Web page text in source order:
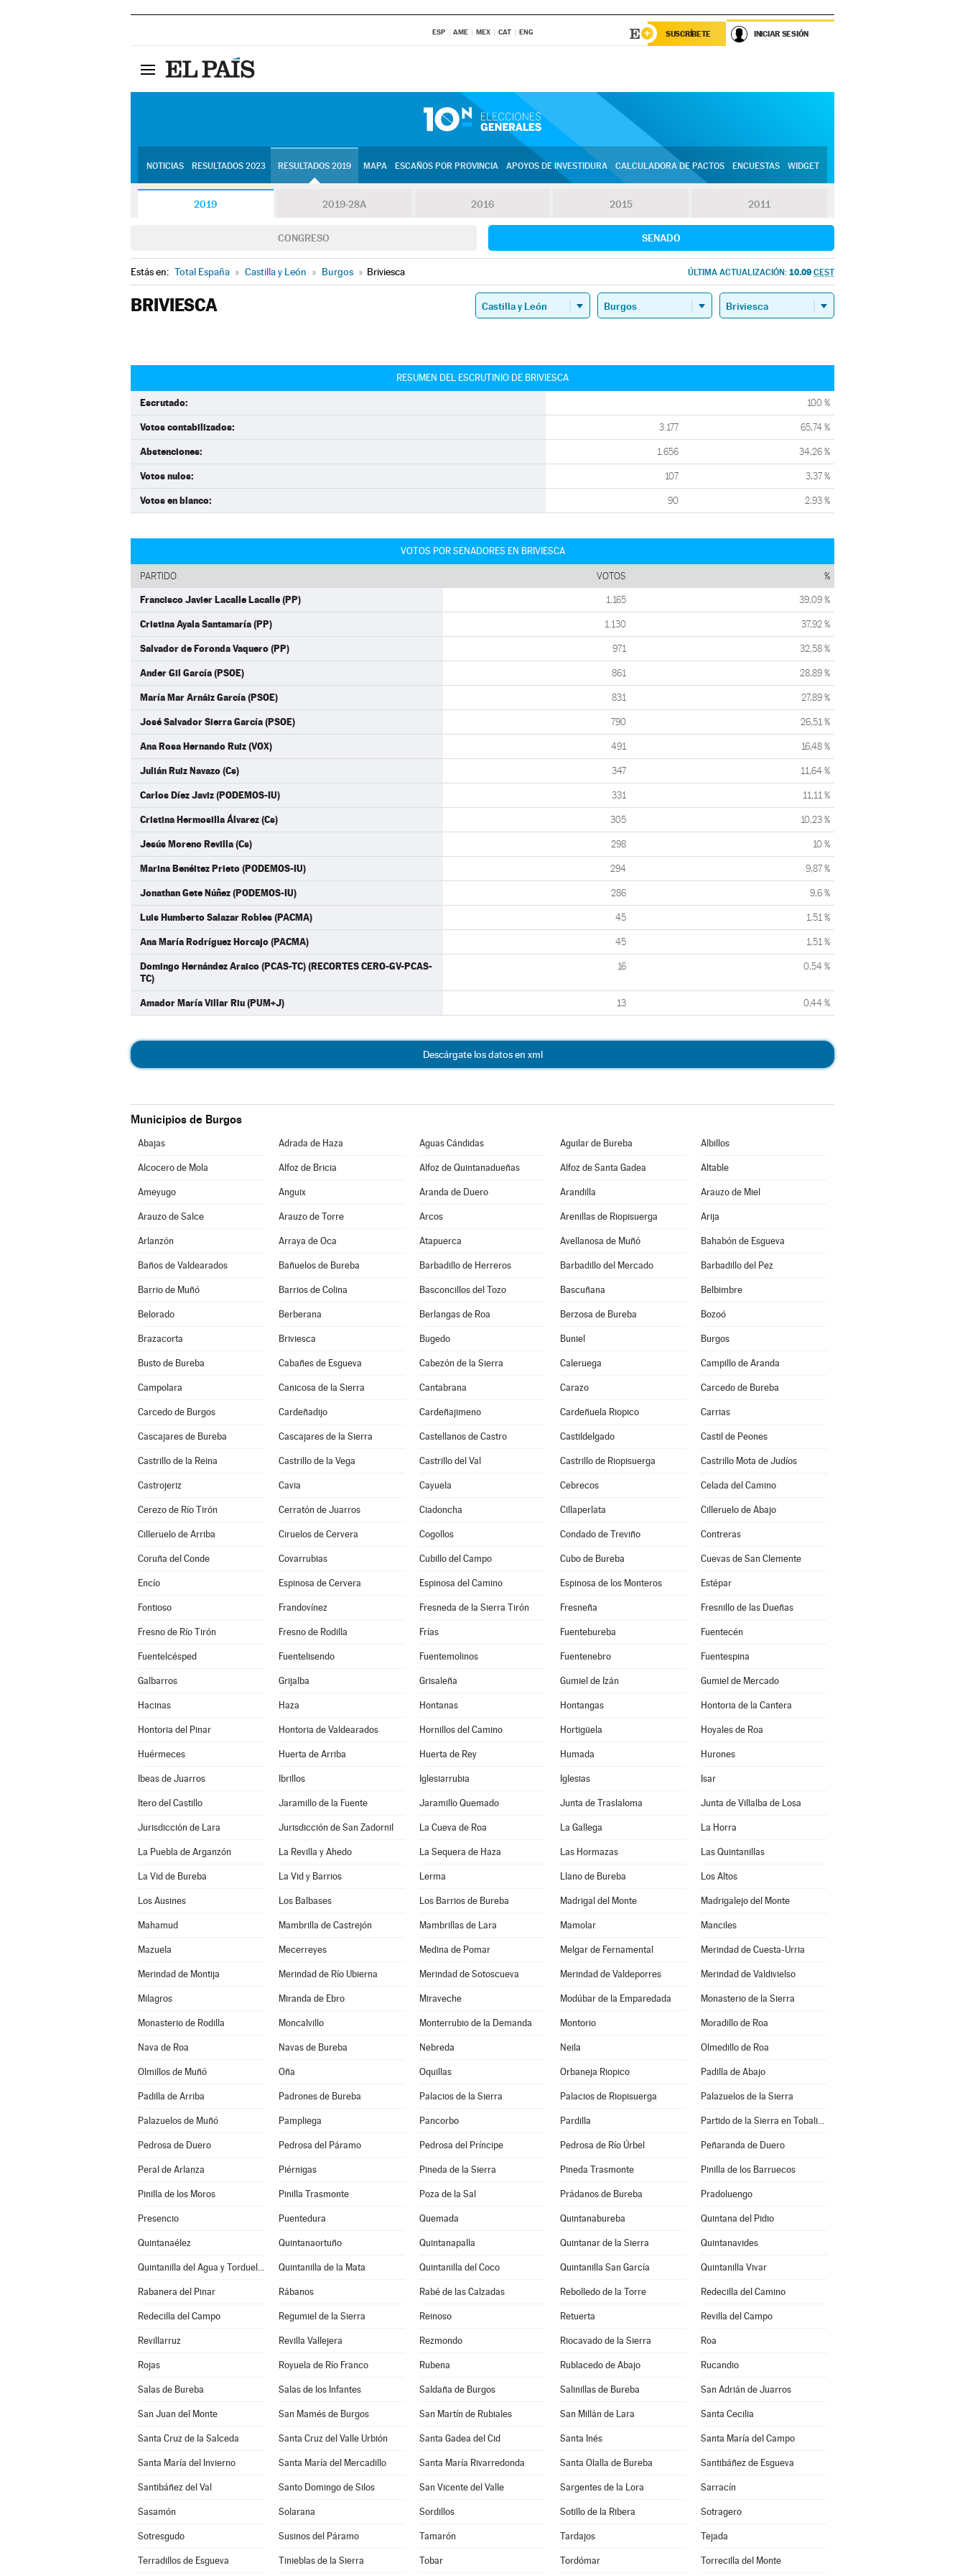
ESP AME MEX CAT ENG SUSCRÍBETE INICIAR SESIÓN
NOTICIAS RESULTADOS 2023 RESULTADOS 2019 MAPA ESCAÑOS POR PROVINCIA APOYOS DE INVESTIDURA CALCULADORA DE PACTOS ENCUESTAS WIDGET
2019 2019-28A 2016 2015 2011
CONGRESO SENADO
Estás en: Total España » Castilla y León » Burgos » Briviesca ÚLTIMA ACTUALIZACIÓN: 10.09 CEST
BRIVIESCA
RESUMEN DEL ESCRUTINIO DE BRIVIESCA
Escrutado: 100 %
Votos contabilizados: 3.177 65,74 %
Abstenciones: 1.656 34,26 %
Votos nulos: 107 3,37 %
Votos en blanco: 90 2,93 %
VOTOS POR SENADORES EN BRIVIESCA
PARTIDO VOTOS %
Francisco Javier Lacalle Lacalle (PP) 1.165 39,09 %
Cristina Ayala Santamaría (PP) 1.130 37,92 %
Salvador de Foronda Vaquero (PP) 971 32,58 %
Ander Gil García (PSOE) 861 28,89 %
María Mar Arnáiz García (PSOE) 831 27,89 %
José Salvador Sierra García (PSOE) 790 26,51 %
Ana Rosa Hernando Ruiz (VOX) 491 16,48 %
Julián Ruiz Navazo (Cs) 347 11,64 %
Carlos Díez Javiz (PODEMOS-IU) 331 11,11 %
Cristina Hermosilla Álvarez (Cs) 305 10,23 %
Jesús Moreno Revilla (Cs) 298 10 %
Marina Benéitez Prieto (PODEMOS-IU) 294 9,87 %
Jonathan Gete Núñez (PODEMOS-IU) 286 9,6 %
Luis Humberto Salazar Robles (PACMA) 45 1,51 %
Ana María Rodríguez Horcajo (PACMA) 45 1,51 %
Domingo Hernández Araico (PCAS-TC) (RECORTES CERO-GV-PCAS-
TC)
16 0,54 %
Amador María Villar Riu (PUM+J) 13 0,44 %
Descárgate los datos en xml
Municipios de Burgos
Abajas Adrada de Haza Aguas Cándidas Aguilar de Bureba Albillos
Alcocero de Mola Alfoz de Bricia Alfoz de Quintanadueñas Alfoz de Santa Gadea Altable
Ameyugo Anguix Aranda de Duero Arandilla Arauzo de Miel
Arauzo de Salce Arauzo de Torre Arcos Arenillas de Riopisuerga Arija
Arlanzón Arraya de Oca Atapuerca Avellanosa de Muñó Bahabón de Esgueva
Baños de Valdearados Bañuelos de Bureba Barbadillo de Herreros Barbadillo del Mercado Barbadillo del Pez
Barrio de Muñó Barrios de Colina Basconcillos del Tozo Bascuñana Belbimbre
Belorado Berberana Berlangas de Roa Berzosa de Bureba Bozoó
Brazacorta Briviesca Bugedo Buniel Burgos
Busto de Bureba Cabañes de Esgueva Cabezón de la Sierra Caleruega Campillo de Aranda
Campolara Canicosa de la Sierra Cantabrana Carazo Carcedo de Bureba
Carcedo de Burgos Cardeñadijo Cardeñajimeno Cardeñuela Riopico Carrias
Cascajares de Bureba Cascajares de la Sierra Castellanos de Castro Castildelgado Castil de Peones
Castrillo de la Reina Castrillo de la Vega Castrillo del Val Castrillo de Riopisuerga Castrillo Mota de Judíos
Castrojeriz Cavia Cayuela Cebrecos Celada del Camino
Cerezo de Río Tirón Cerratón de Juarros Ciadoncha Cillaperlata Cilleruelo de Abajo
Cilleruelo de Arriba Ciruelos de Cervera Cogollos Condado de Treviño Contreras
Coruña del Conde Covarrubias Cubillo del Campo Cubo de Bureba Cuevas de San Clemente
Encío Espinosa de Cervera Espinosa del Camino Espinosa de los Monteros Estépar
Fontioso Frandovínez Fresneda de la Sierra Tirón Fresneña Fresnillo de las Dueñas
Fresno de Río Tirón Fresno de Rodilla Frías Fuentebureba Fuentecén
Fuentelcésped Fuentelisendo Fuentemolinos Fuentenebro Fuentespina
Galbarros Grijalba Grisaleña Gumiel de Izán Gumiel de Mercado
Hacinas Haza Hontanas Hontangas Hontoria de la Cantera
Hontoria del Pinar Hontoria de Valdearados Hornillos del Camino Hortigüela Hoyales de Roa
Huérmeces Huerta de Arriba Huerta de Rey Humada Hurones
Ibeas de Juarros Ibrillos Iglesiarrubia Iglesias Isar
Itero del Castillo Jaramillo de la Fuente Jaramillo Quemado Junta de Traslaloma Junta de Villalba de Losa
Jurisdicción de Lara Jurisdicción de San Zadornil La Cueva de Roa La Gallega La Horra
La Puebla de Arganzón La Revilla y Ahedo La Sequera de Haza Las Hormazas Las Quintanillas
La Vid de Bureba La Vid y Barrios Lerma Llano de Bureba Los Altos
Los Ausines Los Balbases Los Barrios de Bureba Madrigal del Monte Madrigalejo del Monte
Mahamud Mambrilla de Castrejón Mambrillas de Lara Mamolar Manciles
Mazuela Mecerreyes Medina de Pomar Melgar de Fernamental Merindad de Cuesta-Urria
Merindad de Montija Merindad de Río Ubierna Merindad de Sotoscueva Merindad de Valdeporres Merindad de Valdivielso
Milagros Miranda de Ebro Miraveche Modúbar de la Emparedada Monasterio de la Sierra
Monasterio de Rodilla Moncalvillo Monterrubio de la Demanda Montorio Moradillo de Roa
Nava de Roa Navas de Bureba Nebreda Neila Olmedillo de Roa
Olmillos de Muñó Oña Oquillas Orbaneja Riopico Padilla de Abajo
Padilla de Arriba Padrones de Bureba Palacios de la Sierra Palacios de Riopisuerga Palazuelos de la Sierra
Palazuelos de Muñó Pampliega Pancorbo Pardilla Partido de la Sierra en Tobalina
Pedrosa de Duero Pedrosa del Páramo Pedrosa del Príncipe Pedrosa de Río Úrbel Peñaranda de Duero
Peral de Arlanza Piérnigas Pineda de la Sierra Pineda Trasmonte Pinilla de los Barruecos
Pinilla de los Moros Pinilla Trasmonte Poza de la Sal Prádanos de Bureba Pradoluengo
Presencio Puentedura Quemada Quintanabureba Quintana del Pidio
Quintanaélez Quintanaortuño Quintanapalla Quintanar de la Sierra Quintanavides
Quintanilla del Agua y Tordueles Quintanilla de la Mata Quintanilla del Coco Quintanilla San García Quintanilla Vivar
Rabanera del Pinar Rábanos Rabé de las Calzadas Rebolledo de la Torre Redecilla del Camino
Redecilla del Campo Regumiel de la Sierra Reinoso Retuerta Revilla del Campo
Revillarruz Revilla Vallejera Rezmondo Riocavado de la Sierra Roa
Rojas Royuela de Río Franco Rubena Rublacedo de Abajo Rucandio
Salas de Bureba Salas de los Infantes Saldaña de Burgos Salinillas de Bureba San Adrián de Juarros
San Juan del Monte San Mamés de Burgos San Martín de Rubiales San Millán de Lara Santa Cecilia
Santa Cruz de la Salceda Santa Cruz del Valle Urbión Santa Gadea del Cid Santa Inés Santa María del Campo
Santa María del Invierno Santa María del Mercadillo Santa María Rivarredonda Santa Olalla de Bureba Santibáñez de Esgueva
Santibáñez del Val Santo Domingo de Silos San Vicente del Valle Sargentes de la Lora Sarracín
Sasamón Solarana Sordillos Sotillo de la Ribera Sotragero
Sotresgudo Susinos del Páramo Tamarón Tardajos Tejada
Terradillos de Esgueva Tinieblas de la Sierra Tobar Tordómar Torrecilla del Monte